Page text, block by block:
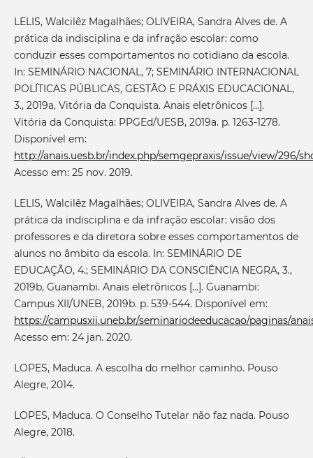
LELIS, Walcilêz Magalhães; OLIVEIRA, Sandra Alves de. A
prática da indisciplina e da infração escolar: como
conduzir esses comportamentos no cotidiano da escola.
In: SEMINÁRIO NACIONAL, 7; SEMINÁRIO INTERNACIONAL
POLÍTICAS PÚBLICAS, GESTÃO E PRÁXIS EDUCACIONAL,
3., 2019a, Vitória da Conquista. Anais eletrônicos [...].
Vitória da Conquista: PPGEd/UESB, 2019a. p. 1263-1278.
Disponível em:
http://anais.uesb.br/index.php/semgepraxis/issue/view/296/
Acesso em: 25 nov. 2019.
LELIS, Walcilêz Magalhães; OLIVEIRA, Sandra Alves de. A
prática da indisciplina e da infração escolar: visão dos
professores e da diretora sobre esses comportamentos de
alunos no âmbito da escola. In: SEMINÁRIO DE
EDUCAÇÃO, 4.; SEMINÁRIO DA CONSCIÊNCIA NEGRA, 3.,
2019b, Guanambi. Anais eletrônicos [...]. Guanambi:
Campus XII/UNEB, 2019b. p. 539-544. Disponível em:
https://campusxii.uneb.br/seminariodeeducacao/paginas/
Acesso em: 24 jan. 2020.
LOPES, Maduca. A escolha do melhor caminho. Pouso
Alegre, 2014.
LOPES, Maduca. O Conselho Tutelar não faz nada. Pouso
Alegre, 2018.